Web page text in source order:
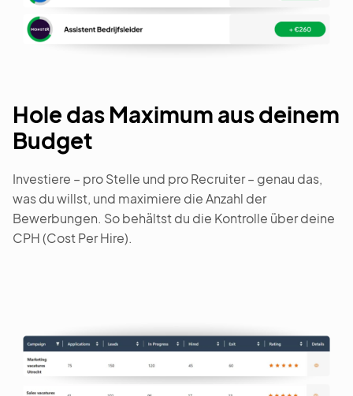
Hole das Maximum aus deinem
Budget
Investiere – pro Stelle und pro Recruiter – genau das,
was du willst, und maximiere die Anzahl der
Bewerbungen. So behältst du die Kontrolle über deine
CPH (Cost Per Hire).